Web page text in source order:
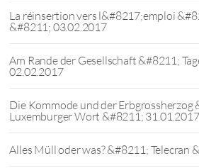
La réinsertion vers l&#8217;emploi
&#8211; 03.02.2017
Am Rande der Gesellschaft &#8211;
02.02.2017
Die Kommode und der Erbgrossherzog
Luxemburger Wort &#8211; 31.01.2017
Alles Müll oder was? &#8211; Telecran